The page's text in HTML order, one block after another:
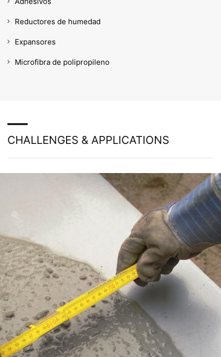
y prefabricado o para la producción de productos
de concreto de alta calidad, MC tiene las
formulaciones, los aditivos de alto rendimiento y los
aditivos requeridos, todos respaldados por un sólido
asesoramiento para apoyar su éxito.
Reductores de humedad
Expansores
Microfibra de polipropileno
CHALLENGES & APPLICATIONS